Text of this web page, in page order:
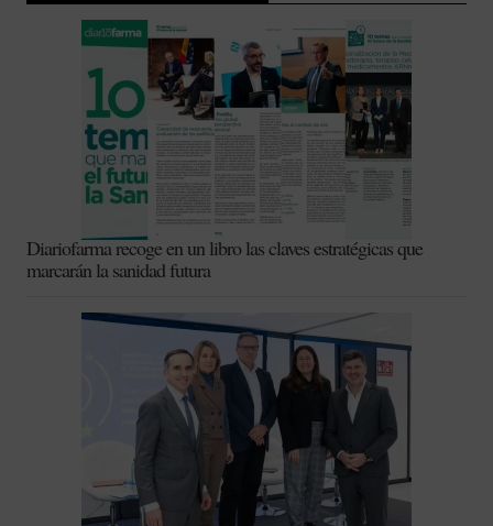
Diariofarma recoge en un libro las claves estratégicas que
marcarán la sanidad futura